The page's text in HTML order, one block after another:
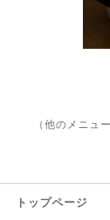
（他のメニュ
トップページ